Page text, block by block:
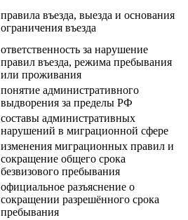
правила въезда, выезда и основания
ограничения въезда
ответственность за нарушение
правил въезда, режима пребывания
или проживания
понятие административного
выдворения за пределы РФ
составы административных
нарушений в миграционной сфере
изменения миграционных правил и
сокращение общего срока
безвизового пребывания
официальное разъяснение о
сокращении разрешённого срока
пребывания